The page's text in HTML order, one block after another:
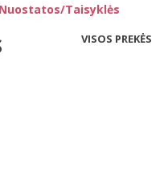
Nuostatos/Taisyklės
VISOS PREKĖS